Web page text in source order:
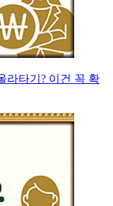
라타기? 이건 꼭 확